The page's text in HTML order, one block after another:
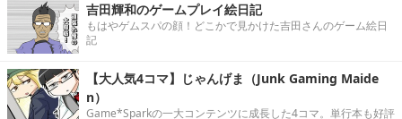
吉田輝和のゲームプレイ絵日記
もはやゲムスパの顔！どこかで見かけた吉田さんのゲーム絵日
記
【大人気4コマ】じゃんげま（Junk Gaming Maide
n）
Game*Sparkの一大コンテンツに成長した4コマ。単行本も好評